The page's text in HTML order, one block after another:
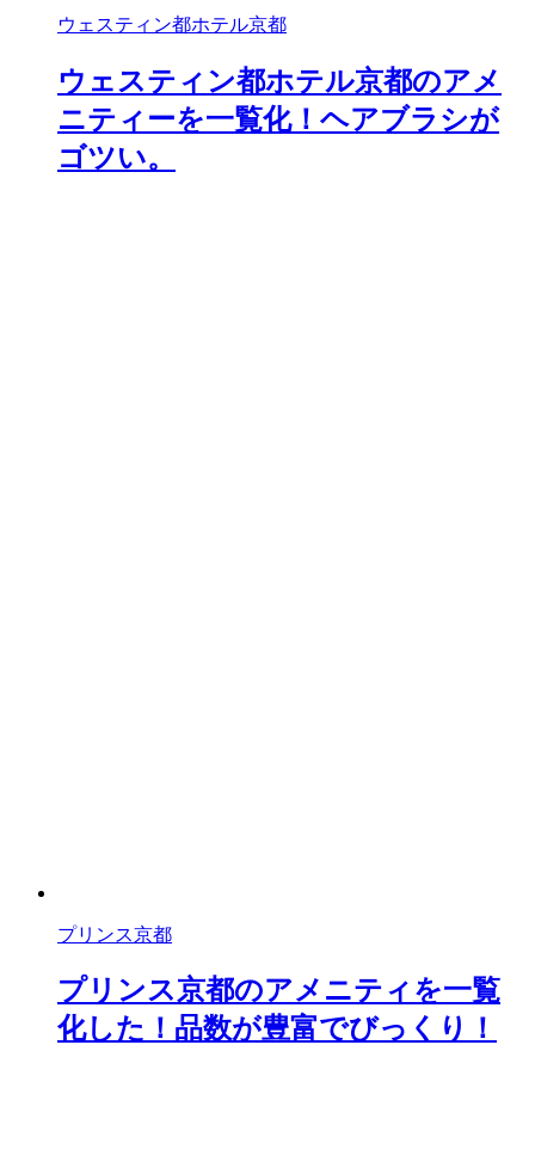
ウェスティン都ホテル京都
ウェスティン都ホテル京都のアメ
ニティーを一覧化！ヘアブラシが
ゴツい。
プリンス京都
プリンス京都のアメニティを一覧
化した！品数が豊富でびっくり！